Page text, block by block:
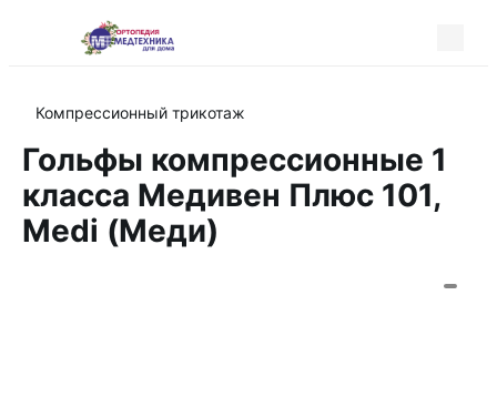
Компрессионный трикотаж
Гольфы компрессионные 1
класса Медивен Плюс 101,
Medi (Меди)